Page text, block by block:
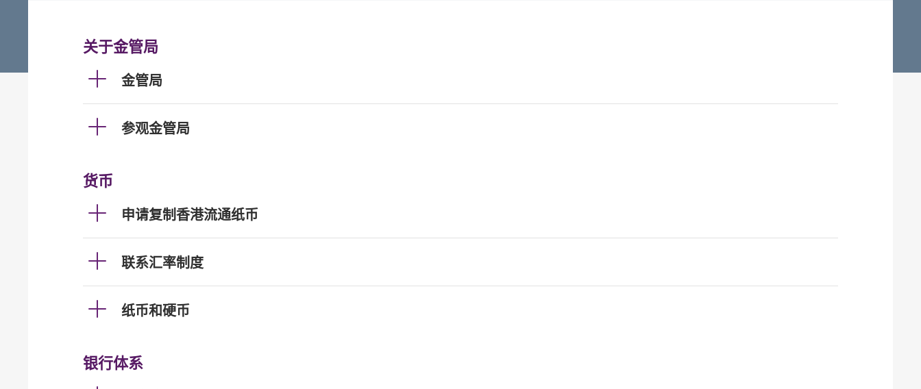
关于金管局
金管局
参观金管局
货币
申请复制香港流通纸币
联系汇率制度
纸币和硬币
银行体系